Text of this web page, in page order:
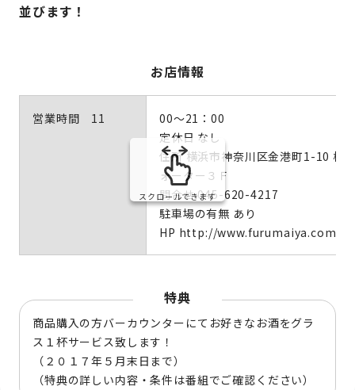
並びます！
お店情報
営業時間 11
00～21：00
定休日 なし
住所 横浜市神奈川区金港町1-10 横
ォーター３Ｆ
問合せ 045-620-4217
駐車場の有無 あり
HP http://www.furumaiya.com/
スクロールできます
特典
商品購入の方バーカウンターにてお好きなお酒をグラ
ス１杯サービス致します！
（２０１７年５月末日まで）
（特典の詳しい内容・条件は番組でご確認ください）